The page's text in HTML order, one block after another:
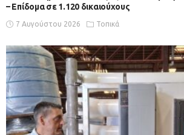
– Επίδομα σε 1.120 δικαιούχους
7 Αυγούστου 2026 Τοπικά